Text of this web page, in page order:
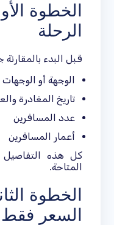
الخطوة
الرحلة
قبل البدء بالمقارنة
الوجهة أو
تاريخ المغادرة
عدد المسافرين
أعمار المسافرين
كل هذه التفاصيل
المتاحة.
الخطوة
السعر فقط